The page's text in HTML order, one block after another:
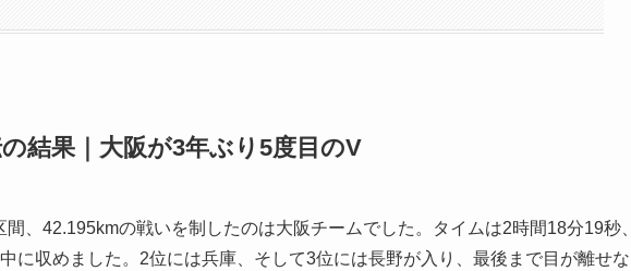
結果｜大阪が3年ぶり5度目のV
、42.195kmの戦いを制したのは大阪チームでした。タイムは2時間18分19秒、
に収めました。2位には兵庫、そして3位には長野が入り、最後まで目が離せな